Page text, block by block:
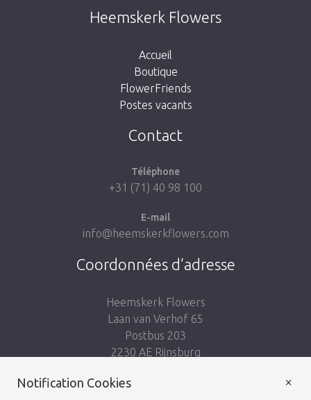
Cette page n’existe pas. Cliquez sur le lien
suivant pour retourner à la boutique.
Heemskerk Flowers
Accueil
Boutique
FlowerFriends
Postes vacants
Contact
Téléphone
+31 (71) 40 98 100
E-mail
info@heemskerkflowers.com
Coordonnées d’adresse
Heemskerk Flowers
Laan van Verhof 65
Postbus 203
2230 AE Rijnsburg
Notification Cookies ×